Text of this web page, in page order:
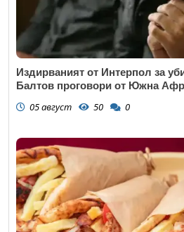
Издирваният от Интерпол за
Балтов проговори от Южна
05 август 50 0